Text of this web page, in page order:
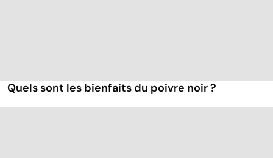
Quels sont les bienfaits du poivre noir ?